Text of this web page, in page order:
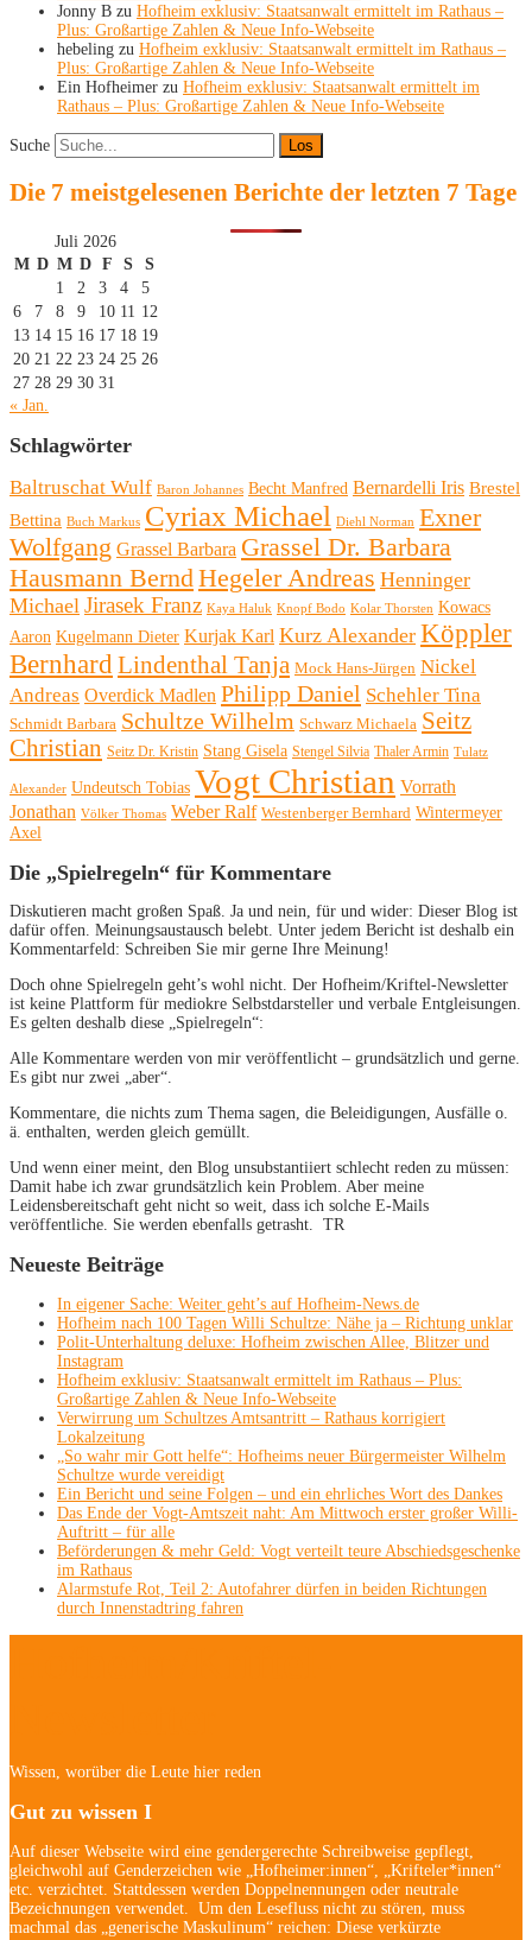
Jonny B zu Hofheim exklusiv: Staatsanwalt ermittelt im Rathaus –
Plus: Großartige Zahlen & Neue Info-Webseite
hebeling zu Hofheim exklusiv: Staatsanwalt ermittelt im Rathaus –
Plus: Großartige Zahlen & Neue Info-Webseite
Ein Hofheimer zu Hofheim exklusiv: Staatsanwalt ermittelt im
Rathaus – Plus: Großartige Zahlen & Neue Info-Webseite
Suche
Die 7 meistgelesenen Berichte der letzten 7 Tage
Juli 2026
M D M D F S
S
1
2 3 4
5
6
7 8 9 10 11 12
13 14 15 16 17 18 19
20 21 22 23 24 25 26
27 28 29 30 31
« Jan.
Schlagwörter
Baltruschat Wulf Baron Johannes Becht Manfred Bernardelli Iris Brestel
Bettina Buch Markus Cyriax Michael Diehl Norman Exner
Wolfgang Grassel Barbara Grassel Dr. Barbara
Hausmann Bernd Hegeler Andreas Henninger
Michael Jirasek Franz Kaya Haluk Knopf Bodo Kolar Thorsten Kowacs
Aaron Kugelmann Dieter Kurjak Karl Kurz Alexander Köppler
Bernhard Lindenthal Tanja Mock Hans-Jürgen Nickel
Andreas Overdick Madlen Philipp Daniel Schehler Tina
Schmidt Barbara Schultze Wilhelm Schwarz Michaela Seitz
Christian Seitz Dr. Kristin Stang Gisela Stengel Silvia Thaler Armin Tulatz
Alexander Undeutsch Tobias Vogt Christian Vorrath
Jonathan Völker Thomas Weber Ralf Westenberger Bernhard Wintermeyer
Axel
Die „Spielregeln“ für Kommentare
Diskutieren macht großen Spaß. Ja und nein, für und wider: Dieser Blog ist
dafür offen. Meinungsaustausch belebt. Unter jedem Bericht ist deshalb ein
Kommentarfeld: Schreiben Sie mir gerne Ihre Meinung!
Doch ohne Spielregeln geht’s wohl nicht. Der Hofheim/Kriftel-Newsletter
ist keine Plattform für mediokre Selbstdarsteller und verbale Entgleisungen.
Es gelten deshalb diese „Spielregeln“:
Alle Kommentare werden von mir veröffentlicht – grundsätzlich und gerne.
Es gibt nur zwei „aber“.
Kommentare, die nichts zum Thema sagen, die Beleidigungen, Ausfälle o.
ä. enthalten, werden gleich gemüllt.
Und wenn einer meint, den Blog unsubstantiiert schlecht reden zu müssen:
Damit habe ich zwar grundsätzlich kein Problem. Aber meine
Leidensbereitschaft geht nicht so weit, dass ich solche E-Mails
veröffentliche. Sie werden ebenfalls getrasht. TR
Neueste Beiträge
In eigener Sache: Weiter geht’s auf Hofheim-News.de
Hofheim nach 100 Tagen Willi Schultze: Nähe ja – Richtung unklar
Polit-Unterhaltung deluxe: Hofheim zwischen Allee, Blitzer und
Instagram
Hofheim exklusiv: Staatsanwalt ermittelt im Rathaus – Plus:
Großartige Zahlen & Neue Info-Webseite
Verwirrung um Schultzes Amtsantritt – Rathaus korrigiert
Lokalzeitung
„So wahr mir Gott helfe“: Hofheims neuer Bürgermeister Wilhelm
Schultze wurde vereidigt
Ein Bericht und seine Folgen – und ein ehrliches Wort des Dankes
Das Ende der Vogt-Amtszeit naht: Am Mittwoch erster großer Willi-
Auftritt – für alle
Beförderungen & mehr Geld: Vogt verteilt teure Abschiedsgeschenke
im Rathaus
Alarmstufe Rot, Teil 2: Autofahrer dürfen in beiden Richtungen
durch Innenstadtring fahren
Wissen, worüber die Leute hier reden
Gut zu wissen I
Auf dieser Webseite wird eine gendergerechte Schreibweise gepflegt,
gleichwohl auf Genderzeichen wie „Hofheimer:innen“, „Krifteler*innen“
etc. verzichtet. Stattdessen werden Doppelnennungen oder neutrale
Bezeichnungen verwendet. Um den Lesefluss nicht zu stören, muss
machmal das „generische Maskulinum“ reichen: Diese verkürzte